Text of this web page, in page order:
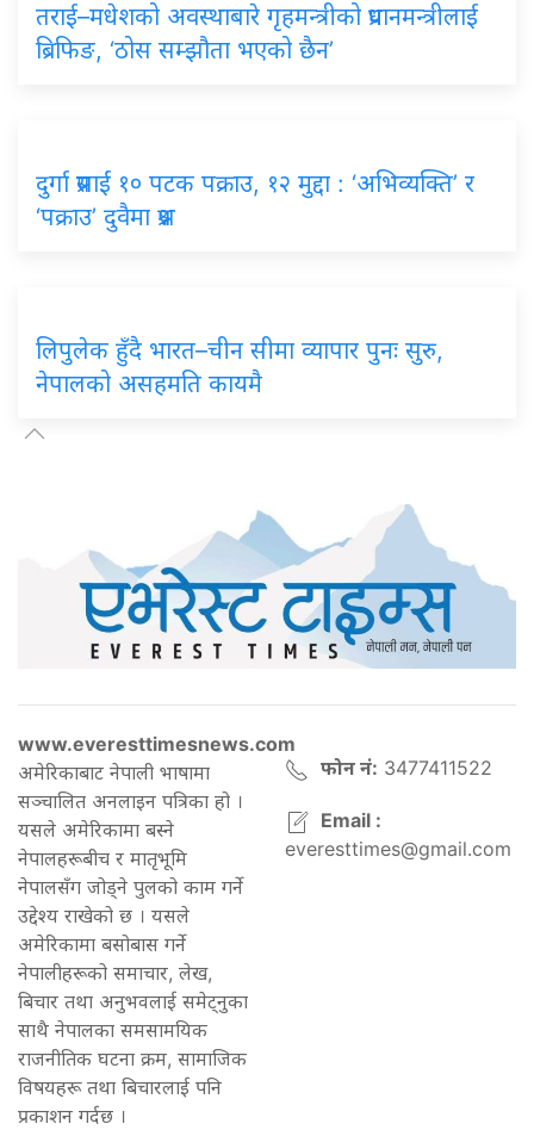
तराई–मधेशको अवस्थाबारे गृहमन्त्रीको प्रधानमन्त्रीलाई
ब्रिफिङ, ‘ठोस सम्झौता भएको छैन’
दुर्गा प्रसाईं १० पटक पक्राउ, १२ मुद्दा : ‘अभिव्यक्ति’ र
‘पक्राउ’ दुवैमा प्रश्न
लिपुलेक हुँदै भारत–चीन सीमा व्यापार पुनः सुरु,
नेपालको असहमति कायमै
www.everesttimesnews.com
अमेरिकाबाट नेपाली भाषामा
सञ्चालित अनलाइन पत्रिका हो ।
यसले अमेरिकामा बस्ने
नेपालहरूबीच र मातृभूमि
नेपालसँग जोड्ने पुलको काम गर्ने
उद्देश्य राखेको छ । यसले
अमेरिकामा बसोबास गर्ने
नेपालीहरूको समाचार, लेख,
बिचार तथा अनुभवलाई समेट्नुका
साथै नेपालका समसामयिक
राजनीतिक घटना क्रम, सामाजिक
विषयहरू तथा बिचारलाई पनि
प्रकाशन गर्दछ ।
फोन नं: 3477411522
Email :
everesttimes@gmail.com